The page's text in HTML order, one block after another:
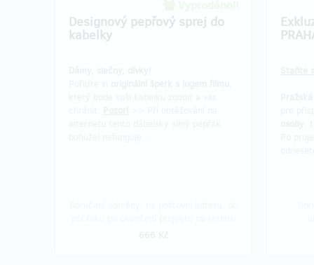
Designový pepřový sprej do
kabelky